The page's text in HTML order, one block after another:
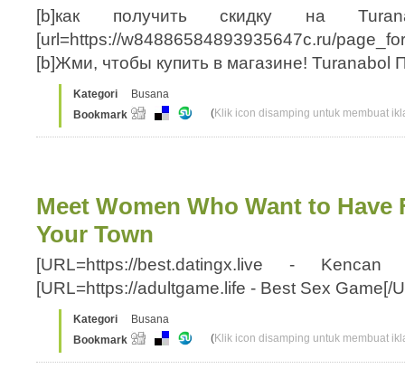
[b]как получить скидку на
[url=https://w84886584893935647c.ru/
[b]Жми, чтобы купить в магазине!
Kategori
Busana
Bookmark
(Klik icon disamping untuk membuat
Meet Women Who Want to
Your Town
[URL=https://best.datingx.live -
[URL=https://adultgame.life - Best Sex Game[/
Kategori
Busana
Bookmark
(Klik icon disamping untuk membuat